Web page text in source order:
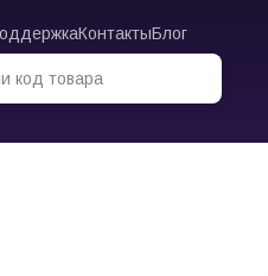
КонтактыБлог